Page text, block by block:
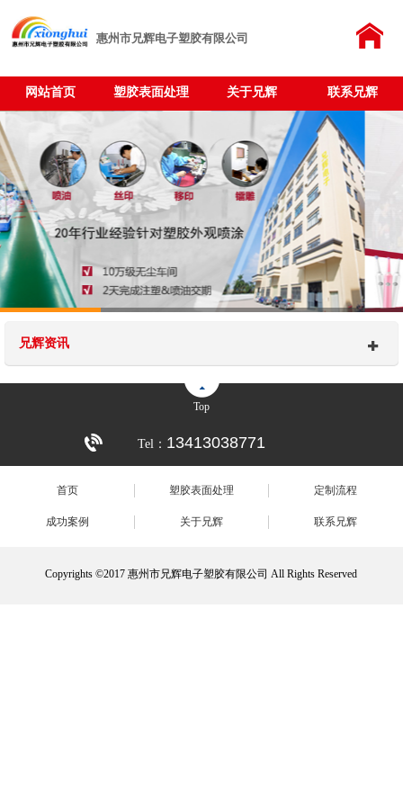
惠州市兄辉电子塑胶有限公司
网站首页 塑胶表面处理 关于兄辉 联系兄辉
兄辉资讯
Top
Tel： 13413038771
首页 塑胶表面处理 定制流程
成功案例 关于兄辉 联系兄辉
Copyrights ©2017 惠州市兄辉电子塑胶有限公司 All Rights Reserved